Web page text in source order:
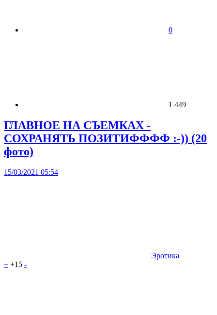
0
1 449
ГЛАВНОЕ НА СЪЕМКАХ -
СОХРАНЯТЬ ПОЗИТИФФФФ :-)) (20
фото)
15/03/2021 05:54
Эротика
+ +15 -